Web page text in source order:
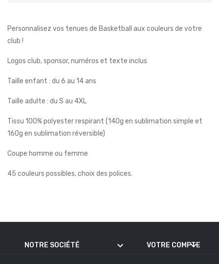
Personnalisez vos tenues de Basketball aux couleurs de votre
club !
Logos club, sponsor, numéros et texte inclus
Taille enfant : du 6 au 14 ans
Taille adulte : du S au 4XL
Tissu 100% polyester respirant (140g en sublimation simple et
160g en sublimation réversible)
Coupe homme ou femme
45 couleurs possibles, choix des polices.
NOTRE SOCIÉTÉ keyboard_arrow_down VOTRE COMPTE
keyboard_arrow_down